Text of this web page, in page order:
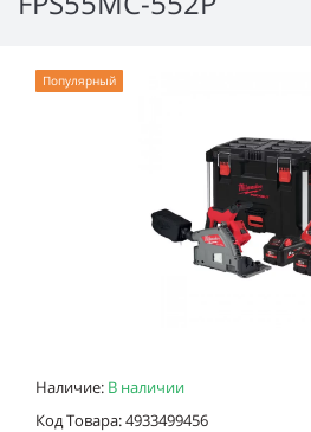
Наличие: В наличии
Код Товара: 4933499456
Популярный